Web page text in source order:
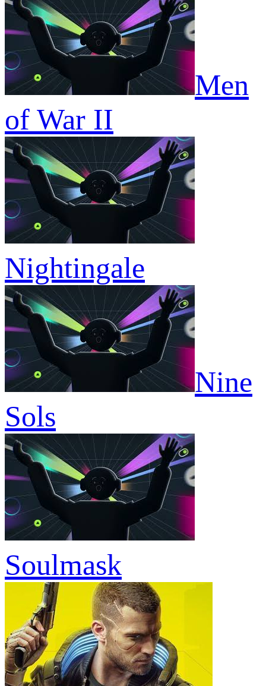
Men
of War II
Nightingale
Nine
Sols
Soulmask